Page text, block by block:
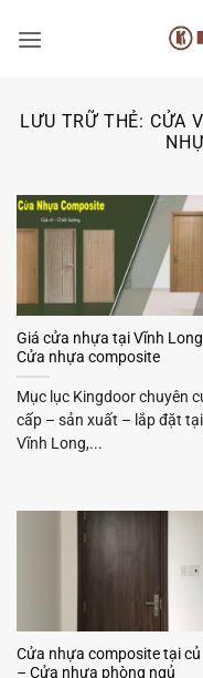
qua
LƯU TRỮ THẺ: CỬA
Giá cửa nhựa tại Vĩnh
Cửa nhựa composite
Mục lục Kingdoor chuyên
cấp – sản xuất – lắp đặt tại
Vĩnh Long,...
Cửa nhựa composite tại củ
– Cửa nhựa phòng ngủ